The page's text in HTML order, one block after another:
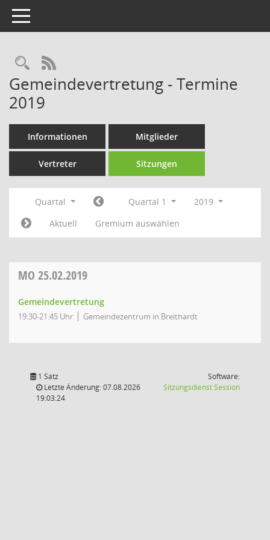
Toggle navigation
Rechercheauswahl
RSS-Feed
Gemeindevertretung - Termine
2019
Informationen Mitglieder
Vertreter Sitzungen
Quartal Quartal 1
2019
Aktuell
Gremium auswählen
MO 25.02.2019
Gemeindevertretung
19:30-21:45 Uhr Gemeindezentrum in Breithardt
1 Satz
Letzte Änderung: 07.08.2026
19:03:24
Software:
SitzungsdienstSession(Wird in